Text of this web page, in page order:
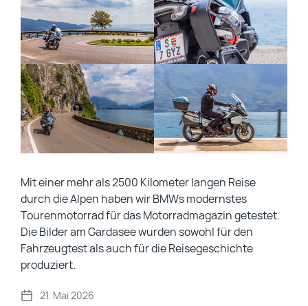
Mit einer mehr als 2500 Kilometer langen Reise
durch die Alpen haben wir BMWs modernstes
Tourenmotorrad für das Motorradmagazin getestet.
Die Bilder am Gardasee wurden sowohl für den
Fahrzeugtest als auch für die Reisegeschichte
produziert.
V
21. Mai 2026